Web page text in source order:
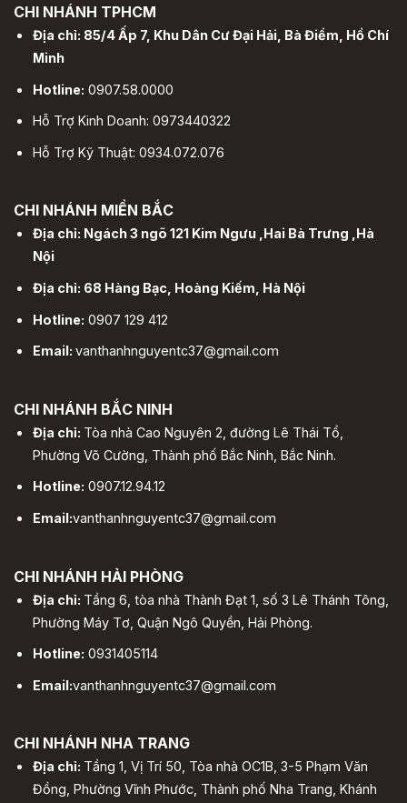
CHI NHÁNH TPHCM
Địa chỉ: 85/4 Ấp 7, Khu Dân Cư Đại Hải, Bà Điểm, Hồ Chí
Minh
Hotline: 0907.58.0000
Hỗ Trợ Kinh Doanh: 0973440322
Hỗ Trợ Kỹ Thuật: 0934.072.076
CHI NHÁNH MIỀN BẮC
Địa chỉ: Ngách 3 ngõ 121 Kim Ngưu ,Hai Bà Trưng ,Hà
Nội
Địa chỉ: 68 Hàng Bạc, Hoàng Kiếm, Hà Nội
Hotline: 0907 129 412
Email: vanthanhnguyentc37@gmail.com
CHI NHÁNH BẮC NINH
Địa chỉ: Tòa nhà Cao Nguyên 2, đường Lê Thái Tổ,
Phường Võ Cường, Thành phố Bắc Ninh, Bắc Ninh.
Hotline: 0907.12.94.12
Email:vanthanhnguyentc37@gmail.com
CHI NHÁNH HẢI PHÒNG
Địa chỉ: Tầng 6, tòa nhà Thành Đạt 1, số 3 Lê Thánh Tông,
Phường Máy Tơ, Quận Ngô Quyền, Hải Phòng.
Hotline: 0931405114
Email:vanthanhnguyentc37@gmail.com
CHI NHÁNH NHA TRANG
Địa chỉ: Tầng 1, Vị Trí 50, Tòa nhà OC1B, 3-5 Phạm Văn
Đồng, Phường Vĩnh Phước, Thành phố Nha Trang, Khánh